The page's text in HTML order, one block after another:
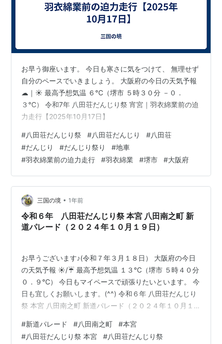
お早う御座います。 今日も寒さに気をつけて、 無理せず
自分のペースでいきましょう。 大阪府の今日の天気予報
☁｜☀ 最高予想気温 ６℃（堺市 ５時３０分 －０．
３℃） 令和7年 八田荘だんじり祭 宵宮｜羽衣綿業前の迫
力走行【2025年10月17日】
#八田荘だんじり祭 #八田荘だんじり #八田荘
#だんじり #だんじり祭り #地車
#羽衣綿業前の迫力走行 #羽衣綿業 #堺市 #大阪府
三国の境 • 1年前
令和６年 八田荘だんじり祭 本宮 八田南之町 新
道パレード（２０２４年１０月１９日）
お早うございます♪(令和７年３月１８日） 大阪府の今日
の天気予報 ☀/☔ 最高予想気温 １３℃（堺市 ５時４０分
０．９℃） 今日もマイペースで頑張りたいといます。 今
日も宜しくお願いします。(^^) 令和６年 八田荘だんじり
祭 本宮 八田南之町 新道パレード（２０２４年１０月１
#新道パレード #八田南之町 #本宮
#八田荘だんじり祭 本宮 #八田荘だんじり祭